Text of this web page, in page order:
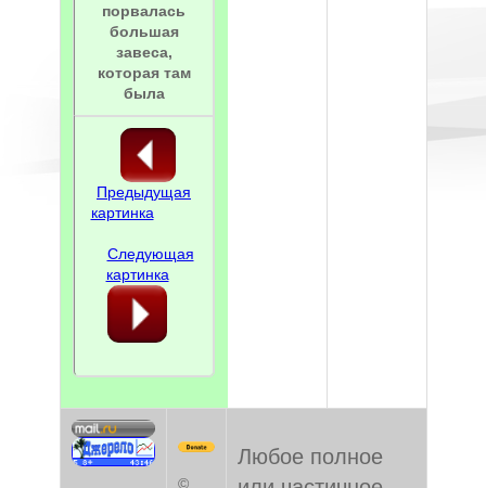
порвалась
большая
завеса,
которая там
была
Предыдущая
картинка
Следующая
картинка
©
Любое полное